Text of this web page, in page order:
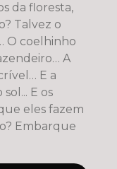
da floresta,
o
O coelhinho
A
E a
E os